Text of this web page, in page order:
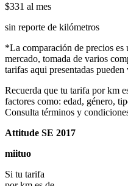
$331 al mes
sin reporte de kilómetros
*La comparación de precios es
mercado, tomada de varios
tarifas aqui presentadas pueden
Recuerda que tu tarifa por km
factores como: edad, género,
Consulta términos y
Attitude SE 2017
miituo
Si tu tarifa